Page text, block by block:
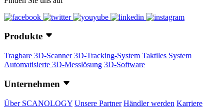
Produkte
Tragbare 3D-Scanner 3D-Tracking-System Taktiles System
Automatisierte 3D-Messlösung 3D-Software
Unternehmen
Über SCANOLOGY Unsere Partner Händler werden Karriere